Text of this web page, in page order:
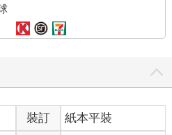
裝訂
紙本平裝